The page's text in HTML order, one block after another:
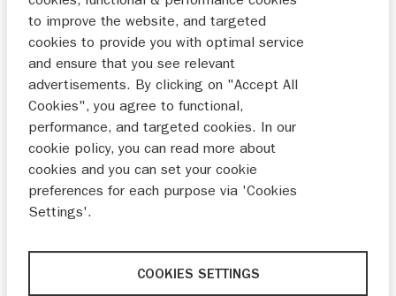
kosten. Altijd op tijd klaar.
Mevr. Schaapherder
25-11-2025
Gewoon geweldig en eerlijk bedrijf
Hoek
20-11-2025
to improve the website, and targeted
cookies to provide you with optimal service
and ensure that you see relevant
advertisements. By clicking on "Accept All
Cookies", you agree to functional,
performance, and targeted cookies. In our
cookie policy, you can read more about
cookies and you can set your cookie
preferences for each purpose via 'Cookies
Settings'.
COOKIES SETTINGS